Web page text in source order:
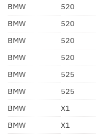
BMW
520
BMW
520
BMW
520
BMW
520
BMW
525
BMW
525
BMW
X1
BMW
X1